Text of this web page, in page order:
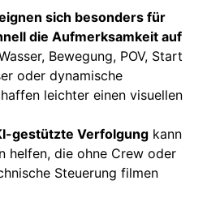
sich besonders für
die Aufmerksamkeit auf
Bewegung, POV, Start
oder dynamische
leichter einen visuellen
gestützte Verfolgung kann
helfen, die ohne Crew oder
Steuerung filmen